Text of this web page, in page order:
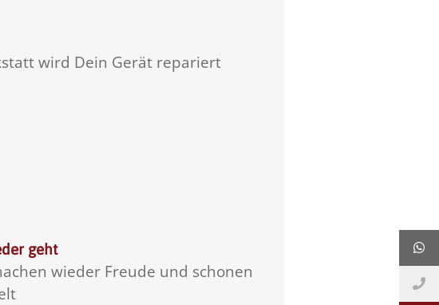
wird Dein Gerät repariert
geht
wieder Freude und schonen